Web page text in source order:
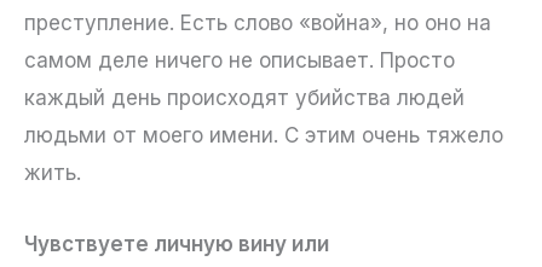
преступление. Есть слово «война», но оно на
самом деле ничего не описывает. Просто
каждый день происходят убийства людей
людьми от моего имени. С этим очень тяжело
жить.
Чувствуете личную вину или